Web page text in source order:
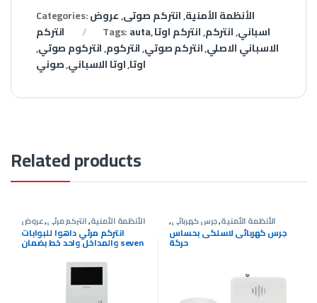
Categories: الأنظمة الأمنية,انتركم صوتى,عروض
انتركم
Tags:auta, اسباني,انتركم,انتركم اوتا
الاسباني الاصلي,انتركم صوتي,انتركوم,انتركوم صوتي,
اوتا,اوتا الاسباني,صوني
Related products
الأنظمة الأمنية,انتركم مرئى,عروض
انتركم
انتركم مرئي داهوا للبوابات
والمداخل واحد خط بضمان seven
cameras
الأنظمة الأمنية,جرس كهربائى,
عروض انتركم
جرس كهربائى لاسلكى بحساس
حركة